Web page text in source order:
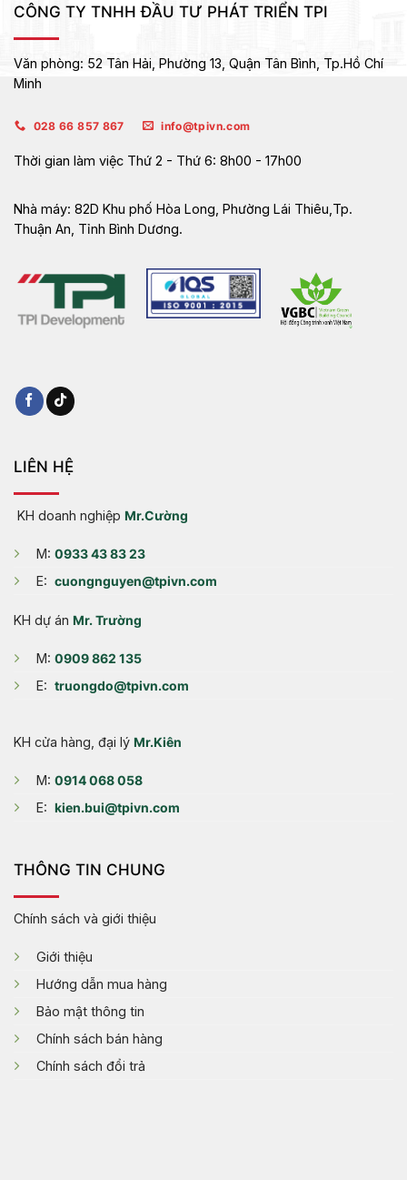
CÔNG TY TNHH ĐẦU TƯ PHÁT TRIỂN TPI
Văn phòng: 52 Tân Hải, Phường 13, Quận Tân Bình, Tp.Hồ Chí
Minh
028 66 857 867 info@tpivn.com
Thời gian làm việc Thứ 2 - Thứ 6: 8h00 - 17h00
Nhà máy: 82D Khu phố Hòa Long, Phường Lái Thiêu,Tp.
Thuận An, Tỉnh Bình Dương.
LIÊN HỆ
KH doanh nghiệp Mr.Cường
M: 0933 43 83 23
E: cuongnguyen@tpivn.com
KH dự án Mr. Trường
M: 0909 862 135
E: truongdo@tpivn.com
KH cửa hàng, đại lý Mr.Kiên
M: 0914 068 058
E: kien.bui@tpivn.com
THÔNG TIN CHUNG
Chính sách và giới thiệu
Giới thiệu
Hướng dẫn mua hàng
Bảo mật thông tin
Chính sách bán hàng
Chính sách đổi trả